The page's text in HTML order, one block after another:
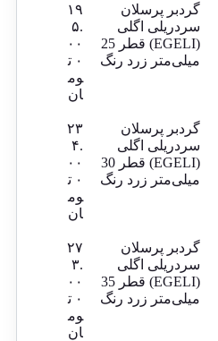
گردبر پرسلان
سردریلی اگلی
(EGELI) قطر 25
میلی‌متر زرد رنگ
۱۹
۵.
۰۰
۰ ت
وم
ان
گردبر پرسلان
سردریلی اگلی
(EGELI) قطر 30
میلی‌متر زرد رنگ
۲۳
۴.
۰۰
۰ ت
وم
ان
گردبر پرسلان
سردریلی اگلی
(EGELI) قطر 35
میلی‌متر زرد رنگ
۲۷
۳.
۰۰
۰ ت
وم
ان